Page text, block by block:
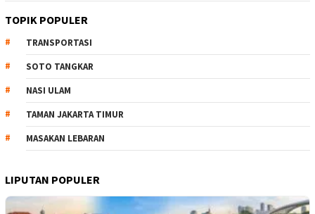
TOPIK POPULER
TRANSPORTASI
SOTO TANGKAR
NASI ULAM
TAMAN JAKARTA TIMUR
MASAKAN LEBARAN
LIPUTAN POPULER